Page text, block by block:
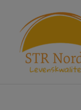
content